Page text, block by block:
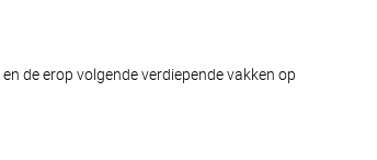
de erop volgende verdiepende vakken op